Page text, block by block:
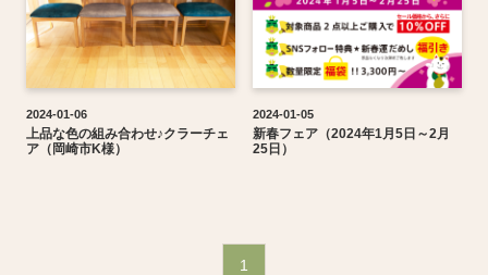
2024-01-06
上品な色の組み合わせ♪クラーチェ
ア（岡崎市K様）
2024-01-05
新春フェア（2024年1月5日～2月
25日）
1